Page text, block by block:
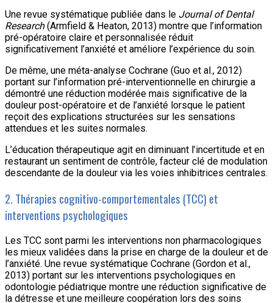
Une revue systématique publiée dans le Journal of Dental
Research(Armfield & Heaton, 2013) montre que l’information
pré-opératoire claire et personnalisée réduit
significativement l’anxiété et améliore l’expérience du soin.
De même, une méta-analyse Cochrane (Guo et al., 2012)
portant sur l’information pré-interventionnelle en chirurgie a
démontré une réduction modérée mais significative de la
douleur post-opératoire et de l’anxiété lorsque le patient
reçoit des explications structurées sur les sensations
attendues et les suites normales.
L’éducation thérapeutique agit en diminuant l’incertitude et en
restaurant un sentiment de contrôle, facteur clé de modulation
descendante de la douleur via les voies inhibitrices centrales.
2. Thérapies cognitivo-comportementales (TCC) et
interventions psychologiques
Les TCC sont parmi les interventions non pharmacologiques
les mieux validées dans la prise en charge de la douleur et de
l’anxiété. Une revue systématique Cochrane (Gordon et al.,
2013) portant sur les interventions psychologiques en
odontologie pédiatrique montre une réduction significative de
la détresse et une meilleure coopération lors des soins